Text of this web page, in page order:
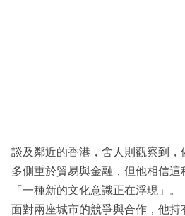
談及鄰近的香港，舍人則觀察到
多側重於貿易與金融，但他相信這
「一種新的文化意識正在浮現」。
面對兩座城市的競爭與合作，他